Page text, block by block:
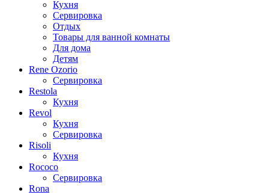
Кухня
Сервировка
Отдых
Товары для ванной комнаты
Для дома
Детям
Rene Ozorio
Сервировка
Restola
Кухня
Revol
Кухня
Сервировка
Risoli
Кухня
Rococo
Сервировка
Rona